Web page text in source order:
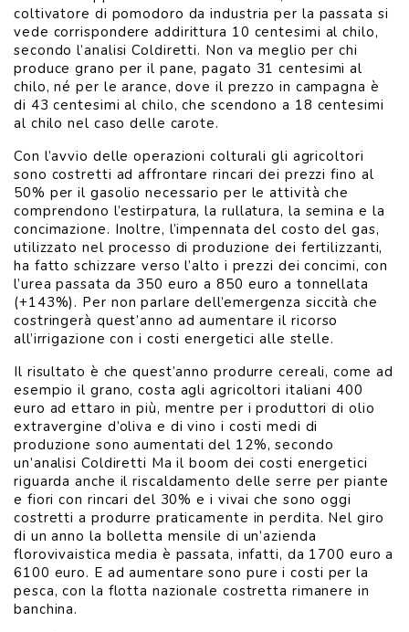
coltivatore di pomodoro da industria per la passata si
vede corrispondere addirittura 10 centesimi al chilo,
secondo l’analisi Coldiretti. Non va meglio per chi
produce grano per il pane, pagato 31 centesimi al
chilo, né per le arance, dove il prezzo in campagna è
di 43 centesimi al chilo, che scendono a 18 centesimi
al chilo nel caso delle carote.
Con l’avvio delle operazioni colturali gli agricoltori
sono costretti ad affrontare rincari dei prezzi fino al
50% per il gasolio necessario per le attività che
comprendono l’estirpatura, la rullatura, la semina e la
concimazione. Inoltre, l’impennata del costo del gas,
utilizzato nel processo di produzione dei fertilizzanti,
ha fatto schizzare verso l’alto i prezzi dei concimi, con
l’urea passata da 350 euro a 850 euro a tonnellata
(+143%). Per non parlare dell’emergenza siccità che
costringerà quest’anno ad aumentare il ricorso
all’irrigazione con i costi energetici alle stelle.
Il risultato è che quest’anno produrre cereali, come ad
esempio il grano, costa agli agricoltori italiani 400
euro ad ettaro in più, mentre per i produttori di olio
extravergine d’oliva e di vino i costi medi di
produzione sono aumentati del 12%, secondo
un’analisi Coldiretti Ma il boom dei costi energetici
riguarda anche il riscaldamento delle serre per piante
e fiori con rincari del 30% e i vivai che sono oggi
costretti a produrre praticamente in perdita. Nel giro
di un anno la bolletta mensile di un’azienda
florovivaistica media è passata, infatti, da 1700 euro a
6100 euro. E ad aumentare sono pure i costi per la
pesca, con la flotta nazionale costretta rimanere in
banchina.